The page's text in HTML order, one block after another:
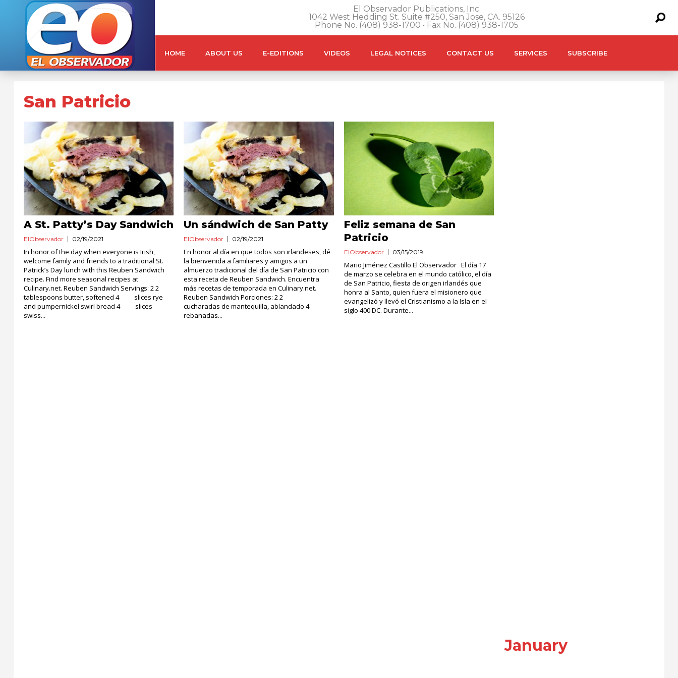
El Observador Publications, Inc.
1042 West Hedding St. Suite #250, San Jose, CA. 95126
Phone No. (408) 938-1700 • Fax No. (408) 938-1705
HOME ABOUT US E-EDITIONS VIDEOS LEGAL NOTICES CONTACT US SERVICES SUBSCRIBE
San Patricio
A St. Patty’s Day Sandwich
ElObservador 02/19/2021
In honor of the day when everyone is Irish,
welcome family and friends to a traditional St.
Patrick’s Day lunch with this Reuben Sandwich
recipe. Find more seasonal recipes at
Culinary.net. Reuben Sandwich Servings: 2 2
tablespoons butter, softened 4 slices rye
and pumpernickel swirl bread 4 slices
swiss...
Un sándwich de San Patty
ElObservador 02/19/2021
En honor al día en que todos son irlandeses, dé
la bienvenida a familiares y amigos a un
almuerzo tradicional del día de San Patricio con
esta receta de Reuben Sandwich. Encuentra
más recetas de temporada en Culinary.net.
Reuben Sandwich Porciones: 2 2
cucharadas de mantequilla, ablandado 4
rebanadas...
Feliz semana de San
Patricio
ElObservador 03/15/2019
Mario Jiménez Castillo El Observador El día 17
de marzo se celebra en el mundo católico, el día
de San Patricio, fiesta de origen irlandés que
honra al Santo, quien fuera el misionero que
evangelizó y llevó el Cristianismo a la Isla en el
siglo 400 DC. Durante...
January